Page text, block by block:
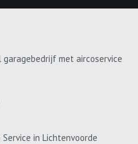
garagebedrijf met aircoservice
in Lichtenvoorde